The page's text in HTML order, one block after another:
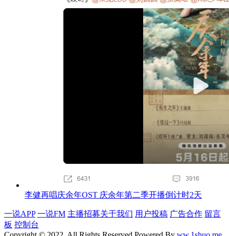
李健再唱庆余年OST 庆余年第二季开播倒计时2天
一说APP 一说FM 主播招募关于我们 用户投稿 广告合作 留言
板 控制台